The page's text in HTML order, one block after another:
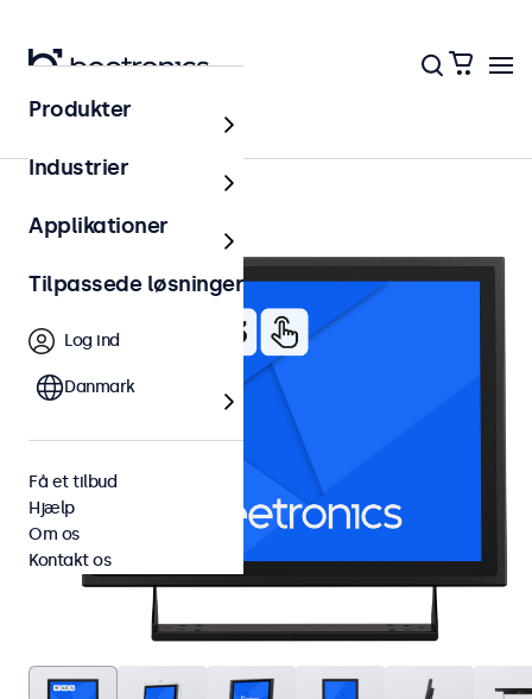
Produkter
Industrier
Applikationer
Tilpassede løsninger
Log ind
Danmark
Få et tilbud
Hjælp
Om os
Kontakt os